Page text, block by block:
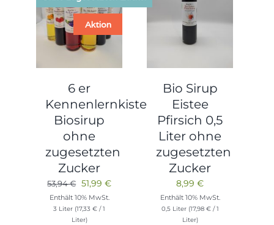
Aktion
6 er
Kennenlernkiste
Biosirup
ohne
zugesetzten
Zucker
53,94€ Ursprünglicher
Preis
war:
51,99€Aktueller
Enthält 10% MwSt.
3 Liter (17,33€ / 1
Liter)
Bio Sirup
Eistee
Pfirsich 0,5
Liter ohne
zugesetzten
Zucker
8,99€
Enthält 10% MwSt.
0,5 Liter (17,98 €/ 1
Liter)